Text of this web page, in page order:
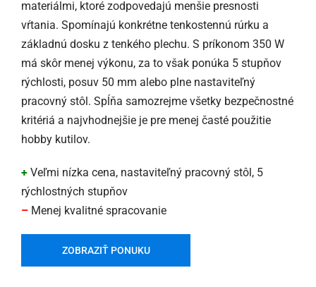
materiálmi, ktoré zodpovedajú menšie presnosti
vŕtania. Spomínajú konkrétne tenkostennú rúrku a
základnú dosku z tenkého plechu. S príkonom 350 W
má skôr menej výkonu, za to však ponúka 5 stupňov
rýchlosti, posuv 50 mm alebo plne nastaviteľný
pracovný stôl. Spĺňa samozrejme všetky bezpečnostné
kritériá a najvhodnejšie je pre menej časté použitie
hobby kutilov.
+ Veľmi nízka cena, nastaviteľný pracovný stôl, 5
rýchlostných stupňov
– Menej kvalitné spracovanie
ZOBRAZIŤ PONUKU